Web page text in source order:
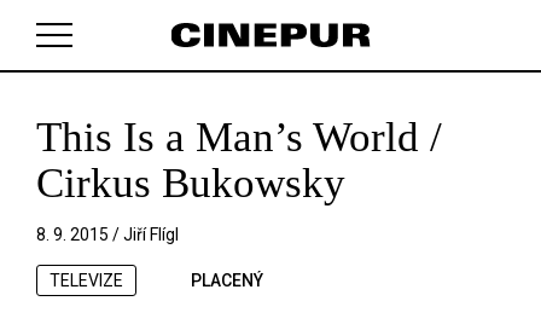
V košíku zatím nemáte žádné položky.
This Is a Man’s World /
Cirkus Bukowsky
8. 9. 2015 /Jiří Flígl
TELEVIZE PLACENÝ